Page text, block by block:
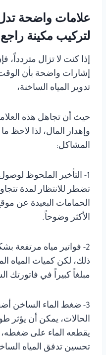
علامات واضحة
لتركيب مكينة
إذا كنت لا تزال
إشارات واضحة بأن
تدوير المياه الساخنة،
حيث أن تجاهل هذه
وإهدار المال، لذا لاحظ
المشاكل:
1- التأخير الملحوظ
الحمامات البعيدة عن
الأكثر وضوحاً.
2- فواتير مياه مرتفعة
ذلك، لكن كميات المياه
مبلغاً كبيراً في فاتورتك
3- ضغط الماء الساخن
الحالات، يمكن أن يؤثر
يقطعه الماء على ضغطه،
تحسين تدفق المياه